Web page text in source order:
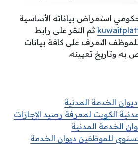
استعراض بياناته الأساسية
ثم النقر على رابط
التعرف على كافة بيانات
به وتاريخ تعيينه.
الخدمة المدنية
الكويت لمعرفة رصيد الإجازات
الخدمة المدنية
للموظفين ديوان الخدمة